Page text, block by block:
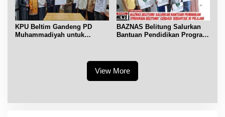
KPU Beltim Gandeng PD
Muhammadiyah untuk
BAZNAS Belitung Salurkan
Bantuan Pendidikan Program
View More